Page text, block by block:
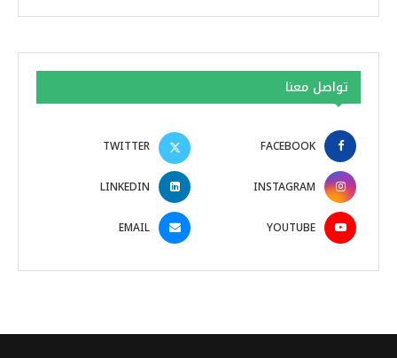
تواصل معنا
FACEBOOK
TWITTER
INSTAGRAM
LINKEDIN
YOUTUBE
EMAIL